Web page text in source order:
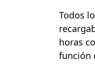
Todos
horas
función